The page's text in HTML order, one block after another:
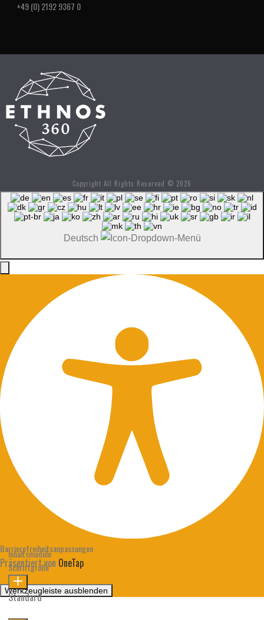
+49 (0) 2192 9367 0
Copyright All Rights Reserved © 2026
Deutsch
Barrierefreiheitsanpassungen
Präsentiert von OneTap
Werkzeugleiste ausblenden
Inhaltsmodule
Schriftgröße
Standard